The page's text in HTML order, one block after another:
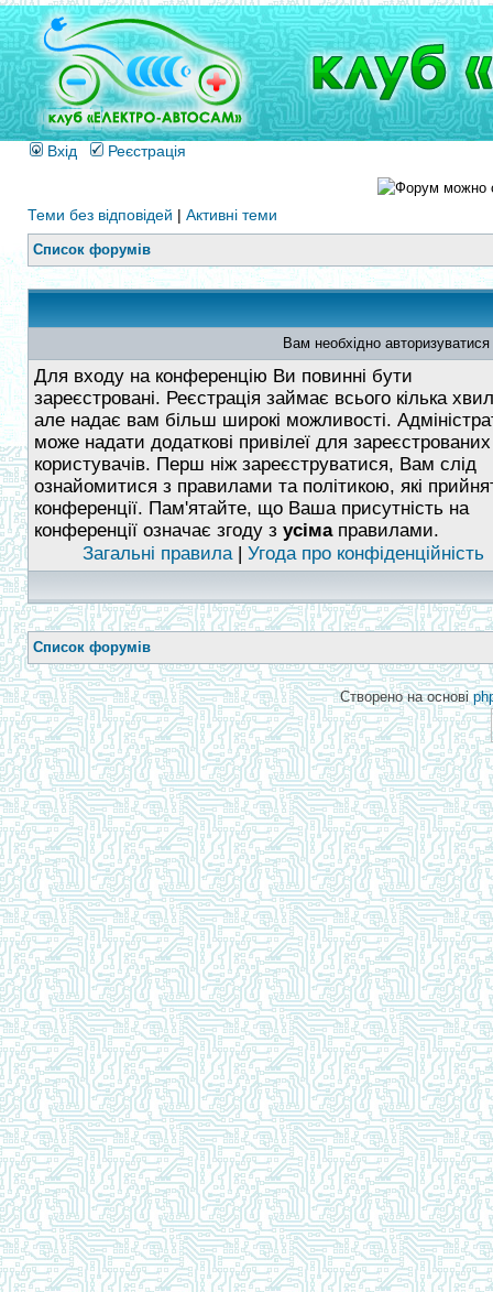
Вхід Реєстрація
Теми без відповідей | Активні теми
Список форумів
Вам необхідно
Для входу на конференцію Ви повинні бути
зареєстровані. Реєстрація займає всього кілька
але надає вам більш широкі можливості.
може надати додаткові привілеї для зареєстрованих
користувачів. Перш ніж зареєструватися, Вам слід
ознайомитися з правилами та політикою, які
конференції. Пам'ятайте, що Ваша присутність на
конференції означає згоду з усімаправилами.
Загальні правила| Угода про конфіденційність
Список форумів
Створено на основі